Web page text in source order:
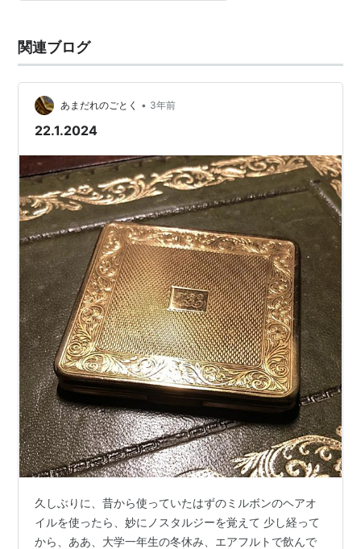
関連ブログ
あまだれのごとく • 3年前
22.1.2024
久しぶりに、昔から使っていたはずのミルボンのヘアオ
イルを使ったら、妙にノスタルジーを覚えて 少し経って
から、ああ、大学一年生の冬休み、エアフルトで飲んで